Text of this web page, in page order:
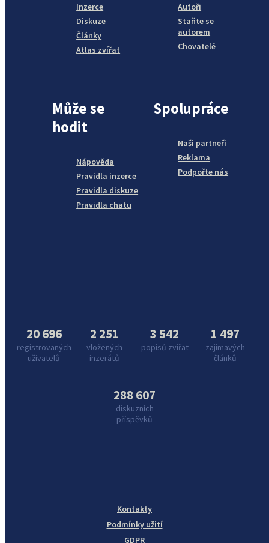
Inzerce
Diskuze
Články
Atlas zvířat
Autoři
Staňte se
autorem
Chovatelé
Může se
hodit
Nápověda
Pravidla inzerce
Pravidla diskuze
Pravidla chatu
Spolupráce
Naši partneři
Reklama
Podpořte nás
20 696
registrovaných
uživatelů
2 251
vložených
inzerátů
3 542
popisů zvířat
1 497
zajímavých
článků
288 607
diskuzních
příspěvků
Kontakty
Podmínky užití
GDPR